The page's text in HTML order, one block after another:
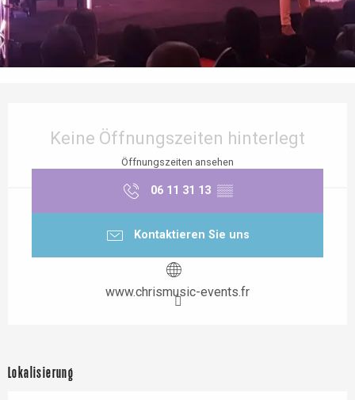
Keine Öffnungszeiten hinterlegt
Öffnungszeiten ansehen
06 11 31 13 ▒▒
Kontaktieren Sie uns
www.chrismusic-events.fr
Lokalisierung